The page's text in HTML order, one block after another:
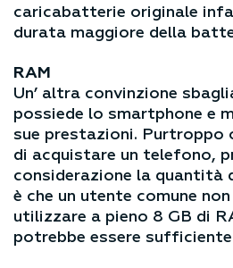
caricabatterie originale
durata maggiore della
RAM
Un’ altra convinzione
possiede lo smartphone e
sue prestazioni. Purtroppo
di acquistare un telefono,
considerazione la quantità
è che un utente comune
utilizzare a pieno 8 GB di
potrebbe essere sufficiente